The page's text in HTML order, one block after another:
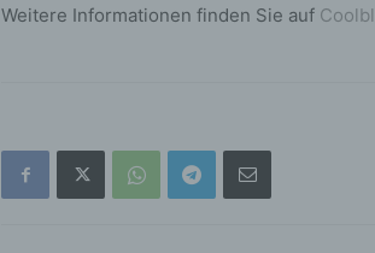
Weitere Informationen finden Sie auf